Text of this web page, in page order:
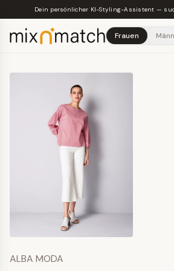
Skip to main content
Dein persönlicher KI-Styling-Assistent —
Frauen
ALBA MODA